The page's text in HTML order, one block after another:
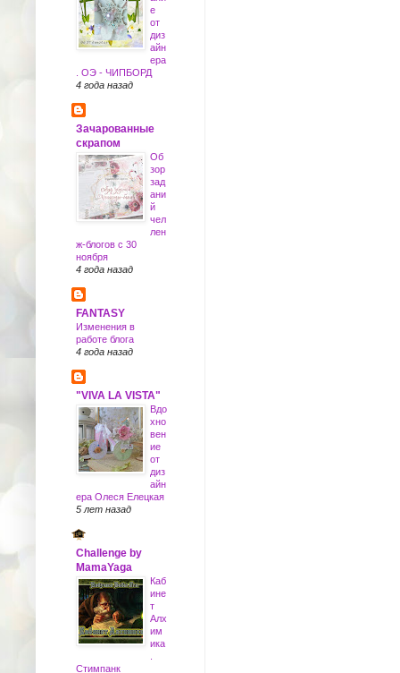
е
от
диз
айн
ера
. ОЭ - ЧИПБОРД
4 года назад
Зачарованные
скрапом
Об
зор
зад
ани
й
чел
лен
ж-блогов с 30
ноября
4 года назад
FANTASY
Изменения в
работе блога
4 года назад
"VIVA LA VISTA"
Вдо
хно
вен
ие
от
диз
айн
ера Олеся Елецкая
5 лет назад
Challenge by
MamaYaga
Каб
ине
т
Алх
им
ика
Стимпанк